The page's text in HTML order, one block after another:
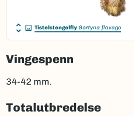
Tistelstengelfly Gortyna flavago
Vingespenn
34-42 mm.
Totalutbredelse